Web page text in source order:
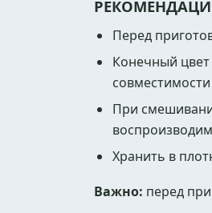
Перед
Конечный цвет
При
Хранить в
Важно: перед